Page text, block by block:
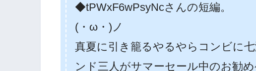
◆tPWxF6wPsyNcさんの短編。
(・ω・)ノ
真夏に引き籠るやるやらコンビに
ンド三人がサマーセール中のお勧